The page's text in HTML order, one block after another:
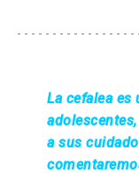
La cefalea
a sus